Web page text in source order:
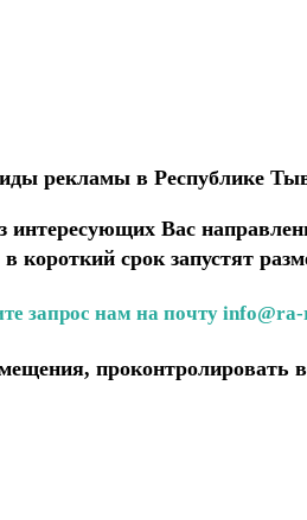
рекламы в Республике
Вас
короткий срок запустят
запрос нам на почту
проконтролировать